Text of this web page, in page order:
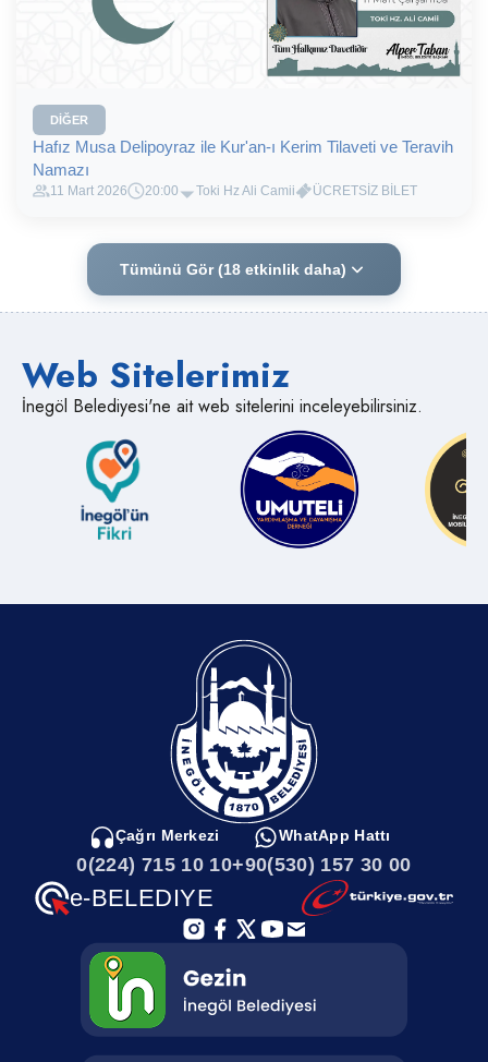
DIĞER
Hafız Musa Delipoyraz ile Kur'an-ı Kerim Tilaveti ve Teravih
Namazı
11 Mart 2026 20:00 Toki Hz Ali Camii ÜCRETSİZ BİLET
Tümünü Gör (18 etkinlik daha)
Web Sitelerimiz
İnegöl Belediyesi'ne ait web sitelerini inceleyebilirsiniz.
Çağrı Merkezi
0(224) 715 10 10
WhatApp Hattı
+90(530) 157 30 00
e-BELEDIYE